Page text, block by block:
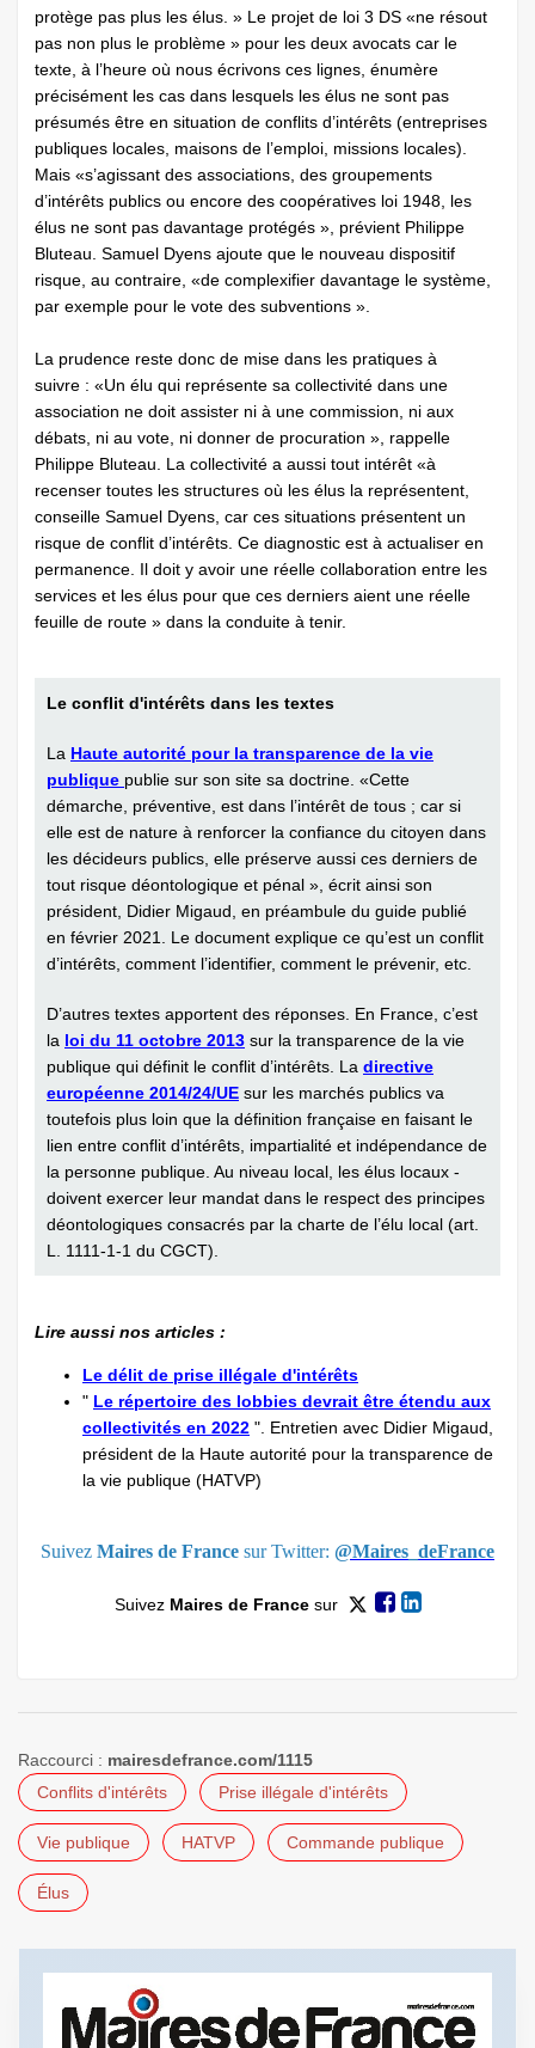
protège pas plus les élus. » Le projet de loi 3 DS «ne résout
pas non plus le problème » pour les deux avocats car le
texte, à l’heure où nous écrivons ces lignes, énumère
précisément les cas dans lesquels les élus ne sont pas
présumés être en situation de conflits d’intérêts (entreprises
publiques locales, maisons de l’emploi, missions locales).
Mais «s’agissant des associations, des groupements
d’intérêts publics ou encore des coopératives loi 1948, les
élus ne sont pas davantage protégés », prévient Philippe
Bluteau. Samuel Dyens ajoute que le nouveau dispositif
risque, au contraire, «de complexifier davantage le système,
par exemple pour le vote des subventions ».
La prudence reste donc de mise dans les pratiques à
suivre : «Un élu qui représente sa collectivité dans une
association ne doit assister ni à une commission, ni aux
débats, ni au vote, ni donner de procuration », rappelle
Philippe Bluteau. La collectivité a aussi tout intérêt «à
recenser toutes les structures où les élus la représentent,
conseille Samuel Dyens, car ces situations présentent un
risque de conflit d’intérêts. Ce diagnostic est à actualiser en
permanence. Il doit y avoir une réelle collaboration entre les
services et les élus pour que ces derniers aient une réelle
feuille de route » dans la conduite à tenir.
Le conflit d'intérêts dans les textes
La Haute autorité pour la transparence de la vie
publique publie sur son site sa doctrine. «Cette
démarche, préventive, est dans l’intérêt de tous ; car si
elle est de nature à renforcer la confiance du citoyen dans
les décideurs publics, elle préserve aussi ces derniers de
tout risque déontologique et pénal », écrit ainsi son
président, Didier Migaud, en préambule du guide publié
en février 2021. Le document explique ce qu’est un conflit
d’intérêts, comment l’identifier, comment le prévenir, etc.
D’autres textes apportent des réponses. En France, c’est
la loi du 11 octobre 2013 sur la transparence de la vie
publique qui définit le conflit d’intérêts. La directive
européenne 2014/24/UE sur les marchés publics va
toutefois plus loin que la définition française en ­faisant le
lien entre conflit d’intérêts, impartialité et indépendance de
la personne publique. Au niveau local, les élus locaux ­
doivent exercer leur mandat dans le respect des principes
déontologiques consacrés par la charte de l’élu local (art.
L. 1111-1-1 du CGCT).
Lire aussi nos articles :
Le délit de prise illégale d'intérêts
" Le répertoire des lobbies devrait être étendu aux
collectivités en 2022 ". Entretien avec Didier Migaud,
président de la Haute autorité pour la transparence de
la vie publique (HATVP)
Suivez Maires de France sur Twitter: @Maires_deFrance
Suivez Maires de Francesur
Raccourci : mairesdefrance.com/1115
Conflits d'intérêts
Prise illégale d'intérêts
Vie publique HATVP Commande publique
Élus